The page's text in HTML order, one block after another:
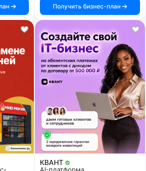
Получить бизнес-план
КВАНТ